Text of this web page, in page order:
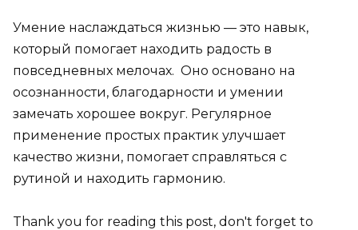
Умение наслаждаться жизнью — это навык,
который помогает находить радость в
повседневных мелочах. Оно основано на
осознанности, благодарности и умении
замечать хорошее вокруг. Регулярное
применение простых практик улучшает
качество жизни, помогает справляться с
рутиной и находить гармонию.
Thank you for reading this post, don't forget to